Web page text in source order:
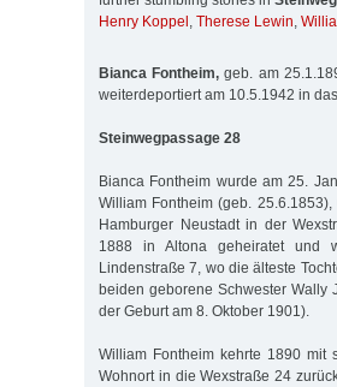
Henry Koppel , Therese Lewin,
Bianca Fontheim, geb. am
weiterdeportiert am 10.5.1942 in
Steinwegpassage 28
Bianca Fontheim wurde am 25.
William Fontheim (geb.
Hamburger Neustadt in der
1888 in Altona geheiratet und
Lindenstraße 7, wo die älteste
beiden geborene Schwester Wally
der Geburt am 8. Oktober 1901).
William Fontheim kehrte 1890 mit
Wohnort in die Wexstraße 24